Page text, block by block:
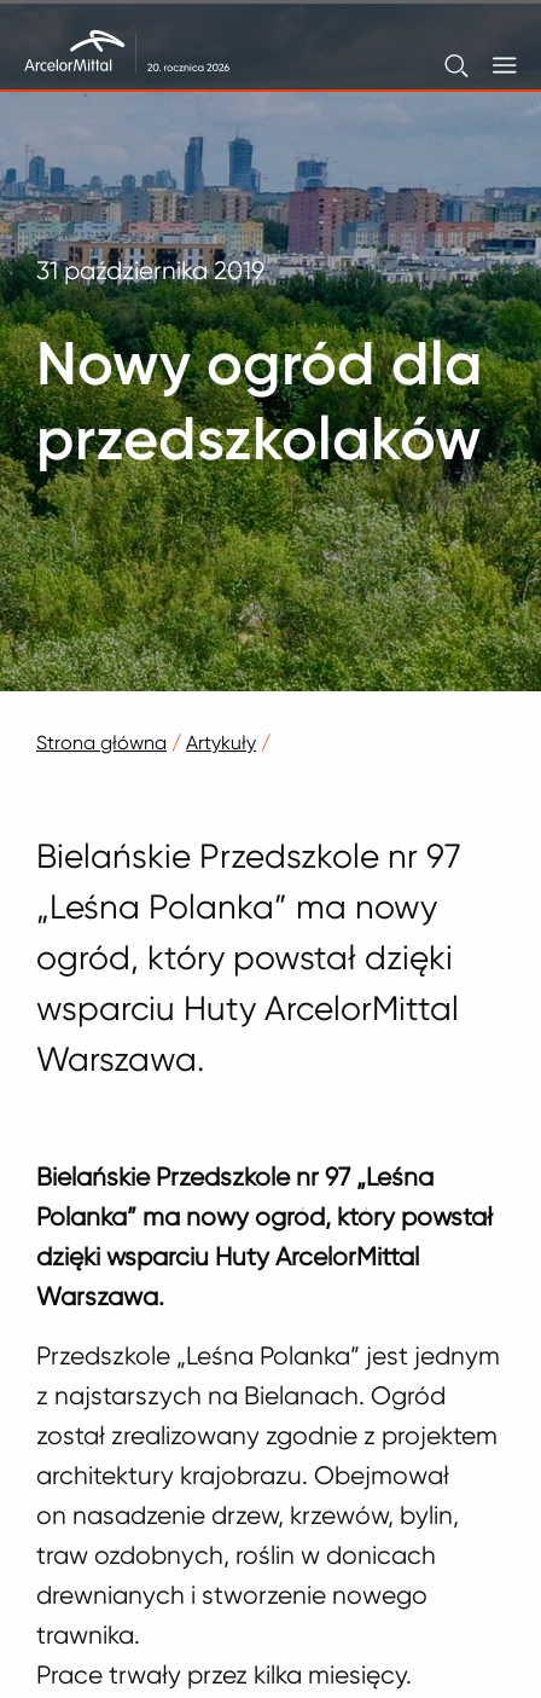
31 października 2019
Nowy ogród dla
przedszkolaków
Strona główna / Artykuły /
Bielańskie Przedszkole nr 97
„Leśna Polanka” ma nowy
ogród, który powstał dzięki
wsparciu Huty ArcelorMittal
Warszawa.
Bielańskie Przedszkole nr 97 „Leśna
Polanka” ma nowy ogród, który powstał
dzięki wsparciu Huty ArcelorMittal
Warszawa.
Przedszkole „Leśna Polanka” jest jednym
z najstarszych na Bielanach. Ogród
został zrealizowany zgodnie z projektem
architektury krajobrazu. Obejmował
on nasadzenie drzew, krzewów, bylin,
traw ozdobnych, roślin w donicach
drewnianych i stworzenie nowego
trawnika.
Prace trwały przez kilka miesięcy.